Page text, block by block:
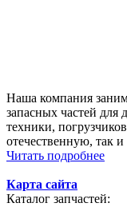
Наша компания
запасных частей для
техники,
отечественную, так
Читать подробнее
Карта сайта
Каталог запчастей: